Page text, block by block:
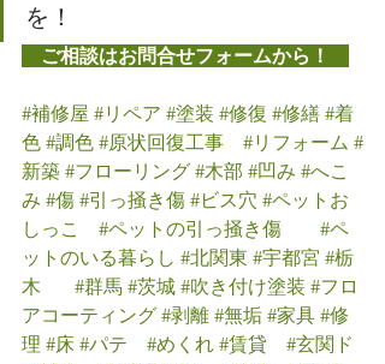
を！
ご相談はお問合せフォームから！
#補修屋 #リペア #塗装 #修復 #修繕 #着
色 #調色 #原状回復工事 #リフォーム #
新築 #フローリング #木部 #凹み #へこ
み #傷 #引っ掻き傷 #ビス穴 #ペットお
しっこ
#ペットの引っ掻き傷
#ペ
ットのいる暮らし #北関東 #宇都宮 #栃
木
#群馬 #茨城 #吹き付け塗装 #フロ
アコーティング #剥離 #無垢 #家具 #修
理 #床 #パテ #めくれ #賃貸
#玄関ド